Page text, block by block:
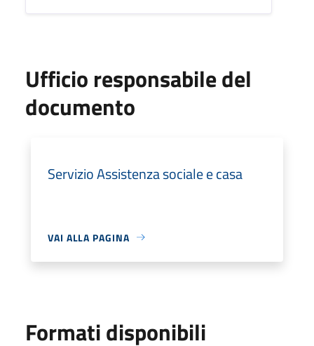
Ufficio responsabile del
documento
Servizio Assistenza sociale e casa
VAI ALLA PAGINA
Formati disponibili